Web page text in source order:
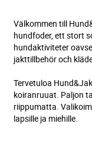
Välkommen till
hundfoder, ett stort
hundaktiviteter
jakttillbehör och
Tervetuloa
koiranruuat. Paljon
riippumatta.
lapsille ja miehille.